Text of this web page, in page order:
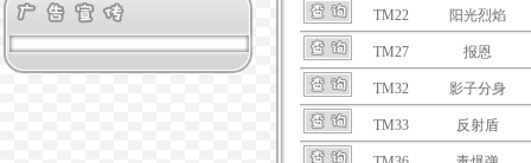
TM22 阳光烈焰
TM27 报恩
TM32 影子分身
TM33 反射盾